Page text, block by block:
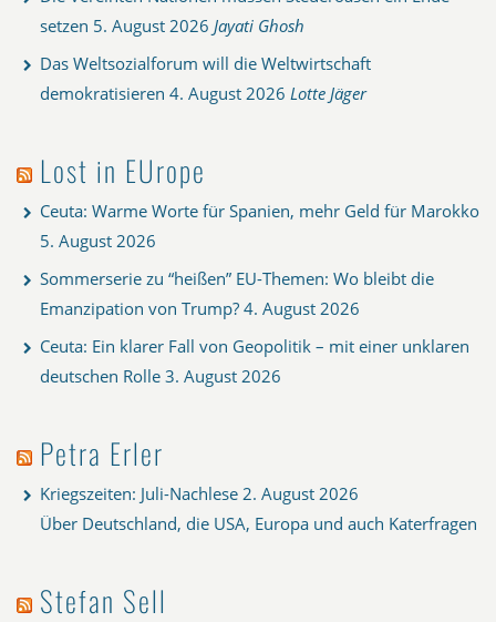
setzen 5. August 2026 Jayati Ghosh
Das Weltsozialforum will die Weltwirtschaft
demokratisieren 4. August 2026 Lotte Jäger
Lost in EUrope
Ceuta: Warme Worte für Spanien, mehr Geld für Marokko
5. August 2026
Sommerserie zu “heißen” EU-Themen: Wo bleibt die
Emanzipation von Trump? 4. August 2026
Ceuta: Ein klarer Fall von Geopolitik – mit einer unklaren
deutschen Rolle 3. August 2026
Petra Erler
Kriegszeiten: Juli-Nachlese 2. August 2026
Über Deutschland, die USA, Europa und auch Katerfragen
Stefan Sell